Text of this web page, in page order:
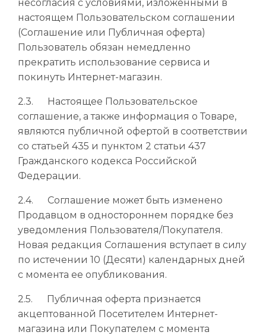
несогласия с условиями, изложенными в
настоящем Пользовательском соглашении
(Соглашение или Публичная оферта)
Пользователь обязан немедленно
прекратить использование сервиса и
покинуть Интернет-магазин.
2.3. Настоящее Пользовательское
соглашение, а также информация о Товаре,
являются публичной офертой в соответствии
со статьей 435 и пунктом 2 статьи 437
Гражданского кодекса Российской
Федерации.
2.4. Соглашение может быть изменено
Продавцом в одностороннем порядке без
уведомления Пользователя/Покупателя.
Новая редакция Соглашения вступает в силу
по истечении 10 (Десяти) календарных дней
с момента ее опубликования.
2.5. Публичная оферта признается
акцептованной Посетителем Интернет-
магазина или Покупателем с момента